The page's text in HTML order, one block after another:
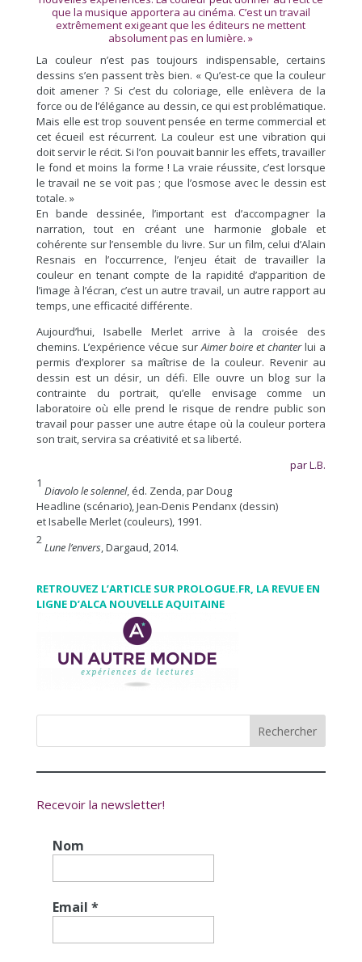
que la musique apportera au cinéma. C’est un travail
extrêmement exigeant que les éditeurs ne mettent
absolument pas en lumière. »
La couleur n’est pas toujours indispensable, certains
dessins s’en passent très bien. « Qu’est-ce que la couleur
doit amener ? Si c’est du coloriage, elle enlèvera de la
force ou de l’élégance au dessin, ce qui est problématique.
Mais elle est trop souvent pensée en terme commercial et
cet écueil est récurrent. La couleur est une vibration qui
doit servir le récit. Si l’on pouvait bannir les effets, travailler
le fond et moins la forme ! La vraie réussite, c’est lorsque
le travail ne se voit pas ; que l’osmose avec le dessin est
totale. »
En bande dessinée, l’important est d’accompagner la
narration, tout en créant une harmonie globale et
cohérente sur l’ensemble du livre. Sur un film, celui d’Alain
Resnais en l’occurrence, l’enjeu était de travailler la
couleur en tenant compte de la rapidité d’apparition de
l’image à l’écran, c’est un autre travail, un autre rapport au
temps, une efficacité différente.
Aujourd’hui, Isabelle Merlet arrive à la croisée des
chemins. L’expérience vécue surAimer boire et chanterlui a
permis d’explorer sa maîtrise de la couleur. Revenir au
dessin est un désir, un défi. Elle ouvre un blog sur la
contrainte du portrait, qu’elle envisage comme un
laboratoire où elle prend le risque de rendre public son
travail pour passer une autre étape où la couleur portera
son trait, servira sa créativité et sa liberté.
par L.B.
1
Diavolo le solennel, éd. Zenda, par Doug
Headline (scénario), Jean-Denis Pendanx (dessin)
et Isabelle Merlet (couleurs), 1991.
2
Lune l’envers, Dargaud, 2014.
RETROUVEZ L’ARTICLE SUR PROLOGUE.FR, LA REVUE EN
LIGNE D’ALCA NOUVELLE AQUITAINE
Recevoir la newsletter!
Nom
Email *